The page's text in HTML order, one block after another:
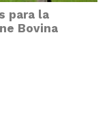
para la
Bovina